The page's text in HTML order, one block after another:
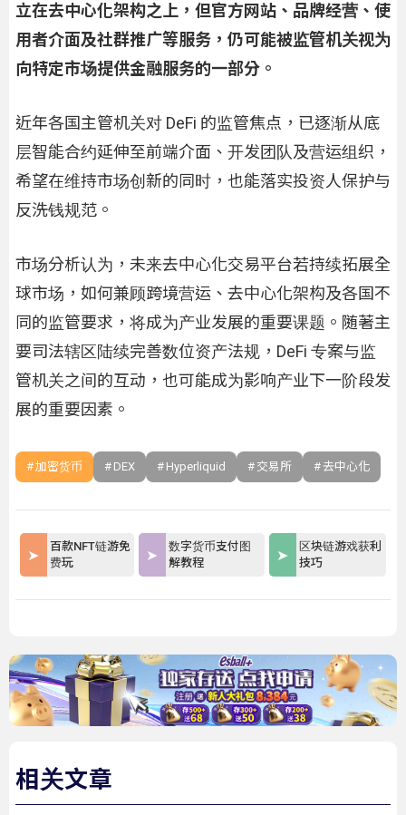
立在去中心化架构之上，但官方网站、品牌经营、使
用者介面及社群推广等服务，仍可能被监管机关视为
向特定市场提供金融服务的一部分。
近年各国主管机关对 DeFi 的监管焦点，已逐渐从底
层智能合约延伸至前端介面、开发团队及营运组织，
希望在维持市场创新的同时，也能落实投资人保护与
反洗钱规范。
市场分析认为，未来去中心化交易平台若持续拓展全
球市场，如何兼顾跨境营运、去中心化架构及各国不
同的监管要求，将成为产业发展的重要课题。随著主
要司法辖区陆续完善数位资产法规，DeFi 专案与监
管机关之间的互动，也可能成为影响产业下一阶段发
展的重要因素。
加密货币 DEX Hyperliquid 交易所 去中心化
百款NFT链游免
费玩
数字货币支付图
解教程
区块链游戏获利
技巧
相关文章